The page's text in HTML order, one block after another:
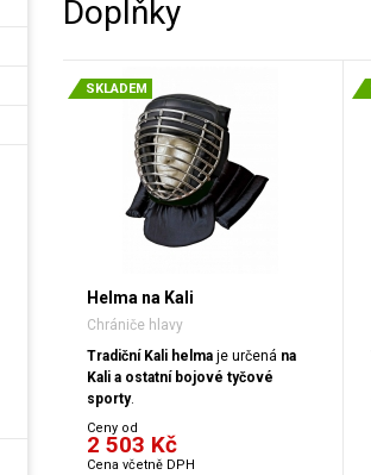
Doplňky
SKLADEM
Helma na Kali
Chrániče hlavy
Tradiční Kali helma je určená na
Kali a ostatní bojové tyčové
sporty.
Ceny od
2 503 Kč
Cena včetně DPH